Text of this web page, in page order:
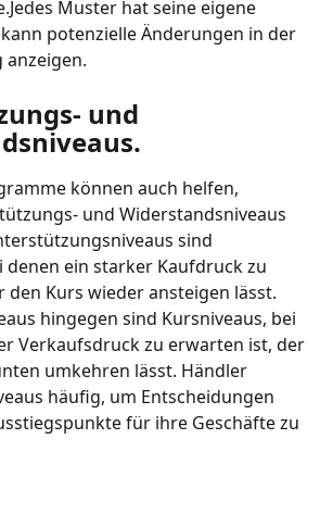
Muster hat seine eigene
potenzielle Änderungen in der
und
können auch helfen,
und Widerstandsniveaus
sind
denen ein starker Kaufdruck zu
Kurs wieder ansteigen lässt.
hingegen sind Kursniveaus, bei
Verkaufsdruck zu erwarten ist, der
umkehren lässt. Händler
häufig, um Entscheidungen
für ihre Geschäfte zu